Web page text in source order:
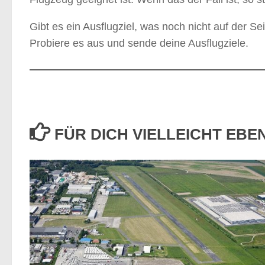
Gibt es ein Ausflugziel, was noch nicht auf der
Probiere es aus und sende deine Ausflugziele.
FÜR DICH VIELLEICHT